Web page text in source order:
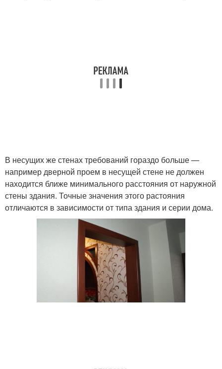
В несущих же стенах требований гораздо больше —
например дверной проем в несущей стене не должен
находится ближе минимального расстояния от наружной
стены здания. Точные значения этого растояния
отличаются в зависимости от типа здания и серии дома.